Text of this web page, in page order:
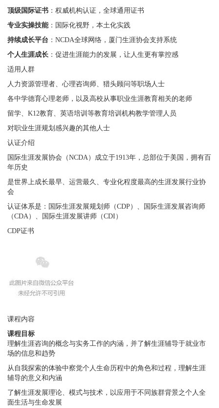
顶级国际证书 ：权威机构认证，全球通用证书
专业实操技能：国际化视野，本土化实践
持续成长平台 ：NCDA全球网络，厦门生涯协会支持系统
个人生涯成长 ：促进生涯能力的发展，让人生更有掌控感
适用人群
人力资源管理者、心理咨询师、猎头顾问等职场人士
各中学德育心理老师，以及高校从事职业生涯教育相关的老师
留学、K12教育、英语培训等教育培训机构教学管理人员
对职业生涯规划感兴趣的其他人士
认证介绍
国际生涯发展协会（NCDA）成立于1913年，总部位于美国，拥有百
年历史
是世界上成长最早、运营最久、专业化程度最高的生涯发展行业协
会
认证体系是：国际生涯发展规划师（CDP）、国际生涯发展咨询师
（CDA）、国际生涯发展讲师（CDI）
CDP证书
课程内容
课程目标
理解生涯咨询的概念与实务工作的内涵，并了解生涯辅导于就业市
场的信息和趋势
从自我探索的体验中察觉个人生命历程中的角色和过程，理解生涯
辅导的意义和内涵
了解生涯发展理论、模式与技术，以应用于不同族群背景之个人全
面生活与生命发展